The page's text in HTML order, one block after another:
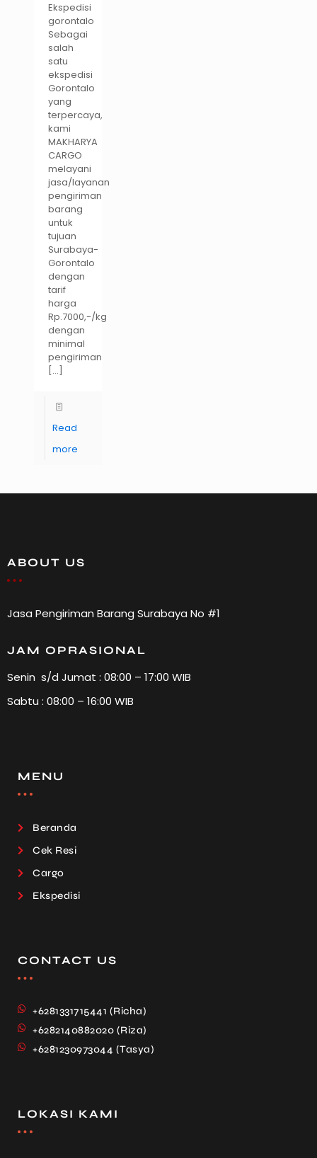
Ekspedisi
gorontalo
Sebagai
salah
satu
ekspedisi
Gorontalo
yang
terpercaya,
kami
MAKHARYA
CARGO
melayani
jasa/layanan
pengiriman
barang
untuk
tujuan
Surabaya-
Gorontalo
dengan
tarif
harga
Rp.7000,-/kg
dengan
minimal
pengiriman
[…]
Read
more
ABOUT US
Jasa Pengiriman Barang Surabaya No #1
JAM OPRASIONAL
Senin s/d Jumat : 08:00 – 17:00 WIB
Sabtu : 08:00 – 16:00 WIB
MENU
Beranda
Cek Resi
Cargo
Ekspedisi
CONTACT US
+6281331715441 (Richa)
+6282140882020 (Riza)
+6281230973044 (Tasya)
LOKASI KAMI